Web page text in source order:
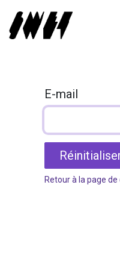
Se rendre au contenu
E-mail
Retour à la page